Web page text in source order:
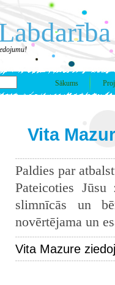
Sākums
Vita
Paldies par
Pateicoties
slimnīcās un
novērtējama un
Vita Mazure